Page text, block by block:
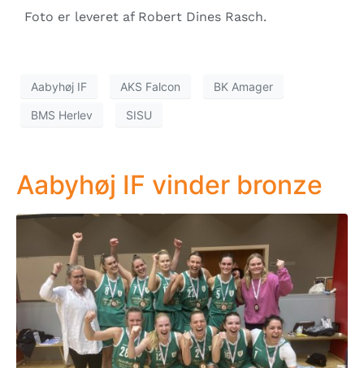
Foto er leveret af Robert Dines Rasch.
Aabyhøj IF AKS Falcon BK Amager
BMS Herlev SISU
Aabyhøj IF vinder bronze